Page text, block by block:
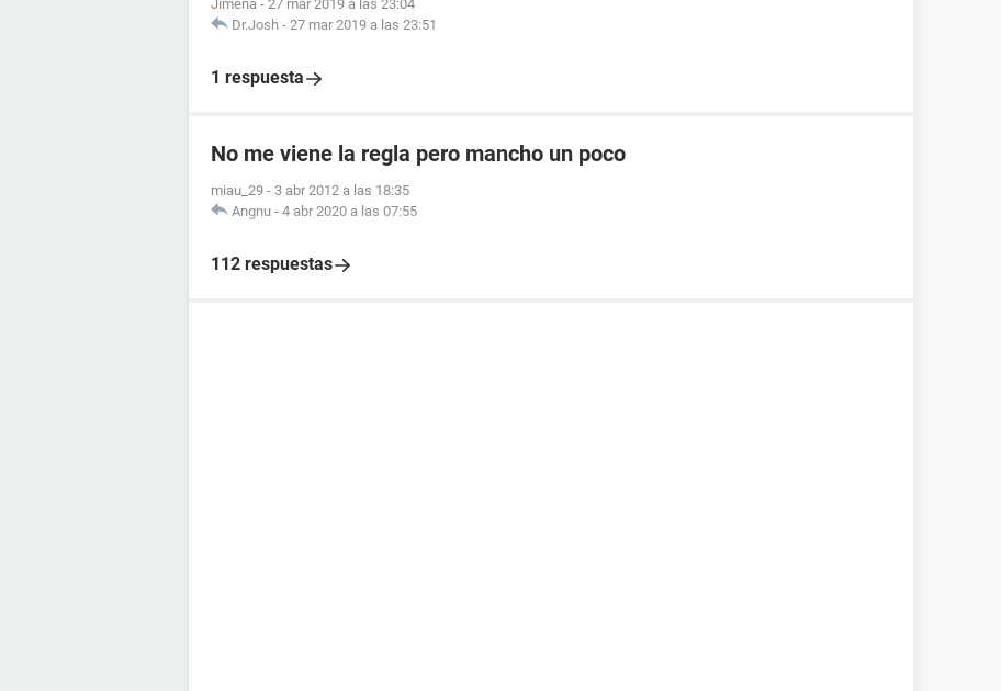
Jimena - 27 mar 2019 a las 23:04
Dr.Josh - 27 mar 2019 a las 23:51
1 respuesta
No me viene la regla pero mancho un poco
miau_29 - 3 abr 2012 a las 18:35
Angnu - 4 abr 2020 a las 07:55
112 respuestas